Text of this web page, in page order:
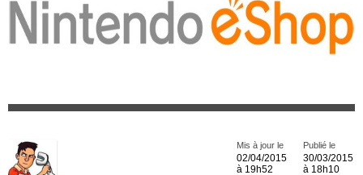
Publié le
30/03/2015
à 18h10
Mis à jour le
02/04/2015
à 19h52